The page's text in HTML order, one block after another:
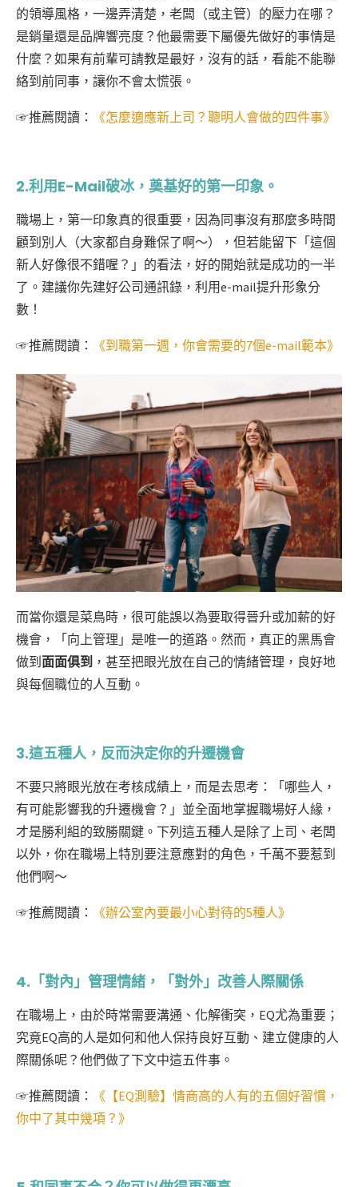
的領導風格，一邊弄清楚，老闆（或主管）的壓力在哪？
是銷量還是品牌響亮度？他最需要下屬優先做好的事情是
什麼？如果有前輩可請教是最好，沒有的話，看能不能聯
絡到前同事，讓你不會太慌張。
☞推薦閱讀： 《怎麼適應新上司？聰明人會做的四件事》
2.利用e-Mail破冰，奠基好的第一印象。
職場上，第一印象真的很重要，因為同事沒有那麼多時間
顧到別人（大家都自身難保了啊～），但若能留下「這個
新人好像很不錯喔？」的看法，好的開始就是成功的一半
了。建議你先建好公司通訊錄，利用e-mail提升形象分
數！
☞推薦閱讀： 《到職第一週，你會需要的7個e-mail範本》
而當你還是菜鳥時，很可能誤以為要取得晉升或加薪的好
機會，「向上管理」是唯一的道路。然而，真正的黑馬會
做到面面俱到 ，甚至把眼光放在自己的情緒管理，良好地
與每個職位的人互動。
3.這五種人，反而決定你的升遷機會
不要只將眼光放在考核成績上，而是去思考：「哪些人，
有可能影響我的升遷機會？」並全面地掌握職場好人緣，
才是勝利組的致勝關鍵。下列這五種人是除了上司、老闆
以外，你在職場上特別要注意應對的角色，千萬不要惹到
他們啊～
☞推薦閱讀： 《辦公室內要最小心對待的5種人》
4.「對內」管理情緒，「對外」改善人際關係
在職場上，由於時常需要溝通、化解衝突，EQ尤為重要；
究竟EQ高的人是如何和他人保持良好互動、建立健康的人
際關係呢？他們做了下文中這五件事。
☞推薦閱讀：
《【EQ測驗】情商高的人有的五個好習慣，
你中了其中幾項？》